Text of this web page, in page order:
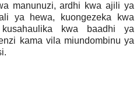
manunuzi, ardhi kwa ajili ya
ya hewa, kuongezeka kwa
kwa baadhi ya
kama vila miundombinu ya